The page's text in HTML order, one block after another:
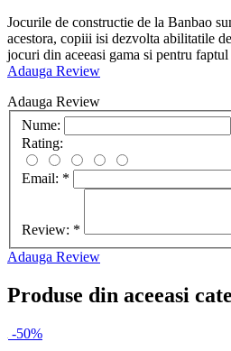
Jocurile de constructie de la Banbao
acestora, copiii isi dezvolta abilitatile
jocuri din aceeasi gama si pentru
Adauga Review
Adauga Review
Nume:
Rating:
Email: *
Review: *
Adauga Review
Produse din aceeasi
-50%